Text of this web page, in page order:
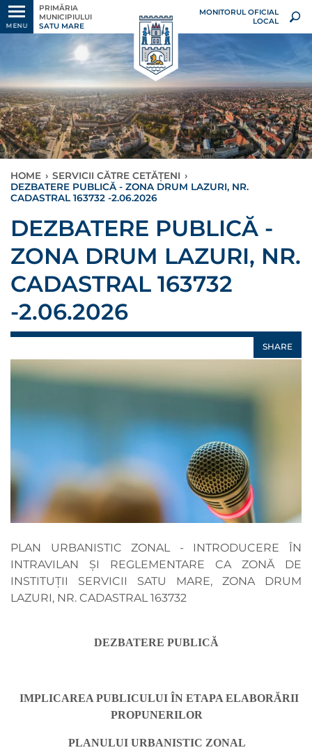
MENU
PRIMĂRIA
MUNICIPIULUI
SATU MARE
MONITORUL OFICIAL
LOCAL
HOME › SERVICII CĂTRE CETĂȚENI ›
DEZBATERE PUBLICĂ - ZONA DRUM LAZURI, NR.
CADASTRAL 163732 -2.06.2026
DEZBATERE PUBLICĂ -
ZONA DRUM LAZURI, NR.
CADASTRAL 163732
-2.06.2026
SHARE
PLAN URBANISTIC ZONAL - INTRODUCERE ÎN
INTRAVILAN ȘI REGLEMENTARE CA ZONĂ DE
INSTITUȚII SERVICII SATU MARE, ZONA DRUM
LAZURI, NR. CADASTRAL 163732
DEZBATERE PUBLICĂ
IMPLICAREA PUBLICULUI ÎN ETAPA ELABORĂRII
PROPUNERILOR
PLANULUI URBANISTIC ZONAL